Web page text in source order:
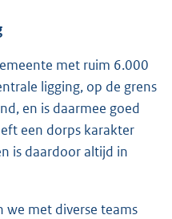
met ruim 6.000
ligging, op de grens
en is daarmee goed
een dorps karakter
is daardoor altijd in
we met diverse teams